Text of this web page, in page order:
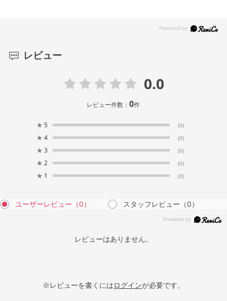
レビュー
0.0
レビュー件数：0件
★ 5 (0)
★ 4 (0)
★ 3 (0)
★ 2 (0)
★ 1 (0)
ユーザーレビュー （0） スタッフレビュー （0）
レビューはありません。
※レビューを書くにはログインが必要です。